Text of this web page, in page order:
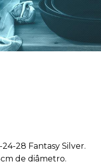
28 Fantasy Silver.
de diâmetro.